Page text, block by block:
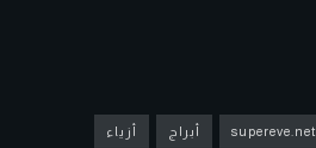
supereve.net أبراج أزياء